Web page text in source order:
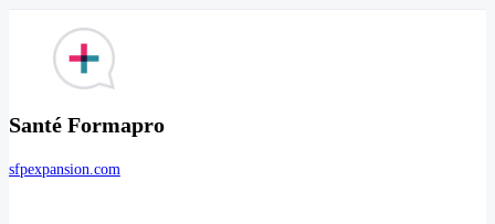
Santé Formapro
sfpexpansion.com